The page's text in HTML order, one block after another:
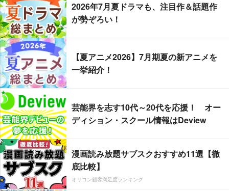
2026年7月夏ドラマも、注目作＆話題作
が勢ぞろい！
【夏アニメ2026】7月期夏の新アニメを
一挙紹介！
芸能界を志す10代～20代を応援！ オー
ディション・スクール情報はDeview
漫画読み放題サブスクおすすめ11選【徹
底比較】
オリコン顧客満足度ランキング